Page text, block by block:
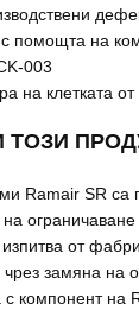
помощта на
003
на клетката
ТОЗИ
Ramair SR
от
чрез замяна на
с компонент на